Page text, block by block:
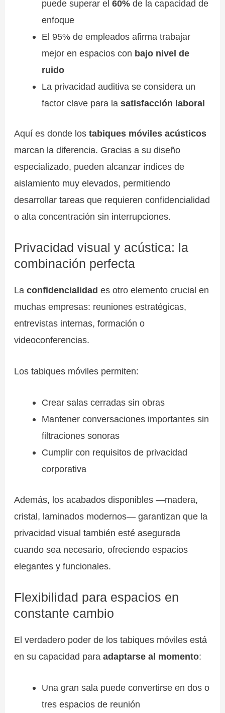
puede superar el 60%de la capacidad de
enfoque
El 95% de empleados afirma trabajar
mejor en espacios con bajo nivel de
ruido
La privacidad auditiva se considera un
factor clave para la satisfacción laboral
Aquí es donde lostabiques móviles acústicos
marcan la diferencia. Gracias a su diseño
especializado, pueden alcanzar índices de
aislamiento muy elevados, permitiendo
desarrollar tareas que requieren confidencialidad
o alta concentración sin interrupciones.
Privacidad visual y acústica: la
combinación perfecta
Laconfidencialidad es otro elemento crucial en
muchas empresas: reuniones estratégicas,
entrevistas internas, formación o
videoconferencias.
Los tabiques móviles permiten:
Crear salas cerradas sin obras
Mantener conversaciones importantes sin
filtraciones sonoras
Cumplir con requisitos de privacidad
corporativa
Además, los acabados disponibles —madera,
cristal, laminados modernos— garantizan que la
privacidad visual también esté asegurada
cuando sea necesario, ofreciendo espacios
elegantes y funcionales.
Flexibilidad para espacios en
constante cambio
El verdadero poder de los tabiques móviles está
en su capacidad paraadaptarse al momento:
Una gran sala puede convertirse en dos o
tres espacios de reunión